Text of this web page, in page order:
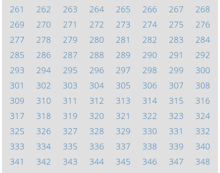
261
262 263 264 265 266 267
268
269
270 271 272 273 274 275
276
277
278 279 280 281 282 283
284
285
286 287 288 289 290 291
292
293
294 295 296 297 298 299
300
301
302 303 304 305 306 307
308
309
310 311 312 313 314 315
316
317
318 319 320 321 322 323
324
325
326 327 328 329 330 331
332
333
334 335 336 337 338 339
340
341
342 343 344 345 346 347
348